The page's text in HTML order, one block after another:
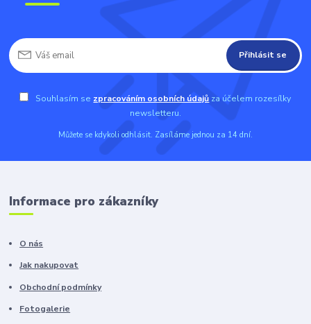
Přihlásit se
Souhlasím se zpracováním osobních údajů za účelem rozesílky
newsletteru.
Můžete se kdykoli odhlásit. Zasíláme jednou za 14 dní.
Informace pro zákazníky
O nás
Jak nakupovat
Obchodní podmínky
Fotogalerie